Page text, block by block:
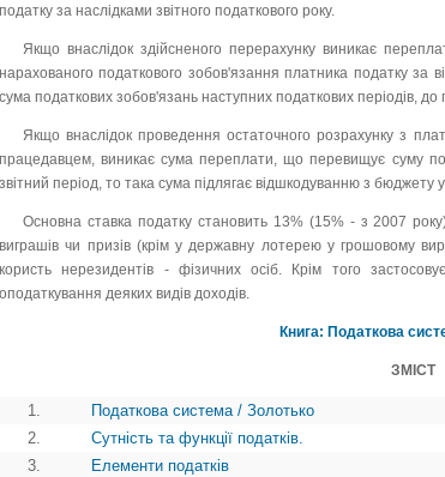
податку за наслідками звітного податкового року.
Якщо внаслідок здійсненого перерахунку виникає
нарахованого податкового зобов'язання платника податку за
сума податкових зобов'язань наступних податкових періодів,
Якщо внаслідок проведення остаточного розрахунку з
працедавцем, виникає сума переплати, що перевищує суму
звітний період, то така сума підлягає відшкодуванню з бюджету
Основна ставка податку становить 13% (15% - з 2007
виграшів чи призів (крім у державну лотерею у грошовому
користь нерезидентів - фізичних осіб. Крім того
оподаткування деяких видів доходів.
Книга: Податкова
ЗМІСТ
1.
Податкова система / Золотько
2.
Сутність та функції податків.
3.
Елементи податків